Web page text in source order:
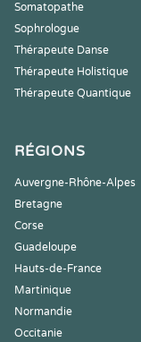
Somatopathe
Sophrologue
Thérapeute Danse
Thérapeute Holistique
Thérapeute Quantique
RÉGIONS
Auvergne-Rhône-Alpes
Bretagne
Corse
Guadeloupe
Hauts-de-France
Martinique
Normandie
Occitanie